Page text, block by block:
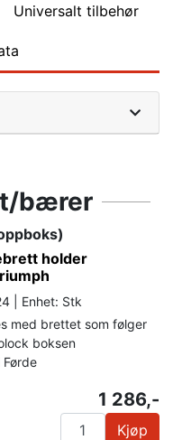
Universalt tilbehør
bærer
holder
| Enhet: Stk
med brettet som følger
boksen
1 286,-
Kjøp